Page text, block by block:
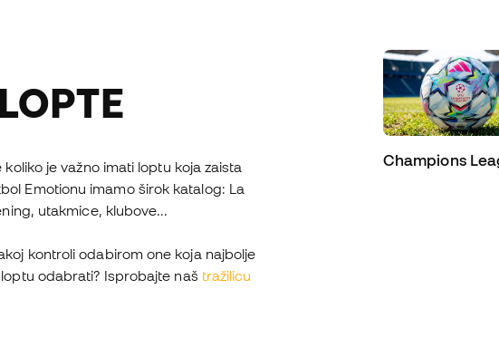
je važno imati loptu koja zaista
Emotionu imamo širok katalog: La
utakmice, klubove...
kontroli odabirom one koja najbolje
odabrati? Isprobajte naš tražilicu
Champions